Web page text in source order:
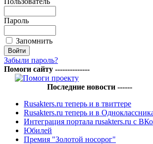
Пароль
Запомнить
Забыли пароль?
Помоги сайту --------------
Последние новости ------
Rusakters.ru теперь и в твиттере
Rusakters.ru теперь и в
Интеграция портала rusakters.ru с
Юбилей
Премия "Золотой носорог"